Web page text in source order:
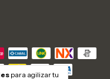
para agilizar tu